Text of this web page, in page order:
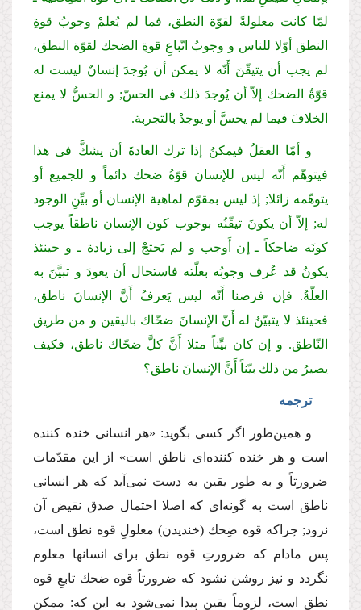
لمّا كانت معلولةً لقوّة النطق، فما لم یُعلمْ وجوبُ قوةِ
النطق أوّلا للناس و وجوبُ اتّباعِ قوةِ الضحك لقوّة النطق،
لم یجب أن یتیقّنَ أَنّه لا یمكن أن یُوجدَ إنسانٌ لیست له
قوّةُ الضحك إلاّ أن یُوجدَ ذلك فی الحسّ; و الحسُّ لا یمنع
الخلافَ فیما لم یحسَّ أو یوجدْ بالتجربة.
و أمّا العقلُ فیمكنُ إذا ترك العادةَ أن یشكَّ فی هذا
فیتوهّم أَنّه لیس للإنسان قوّةُ ضحك دائماً و للجمیع أو
یتوهّمه زائلا; إذ لیس بمقوّم لماهیة الإنسان أو بیِّنِ الوجود
له; إلاّ أن یكونَ تیقّنُه بوجوب كون الإنسان ناطقاً یوجب
كونَه ضاحكاً ـ إن أَوجب و لم یَحتجْ إلی زیادة ـ و حینئذ
یكونُ قد عُرف وجوبُه بعلّته فاستحال أن یعودَ و تبیَّنَ به
العلّةُ. فإن فرضنا أَنّه لیس یَعرفُ أَنَّ الإنسانَ ناطق،
فحینئذ لا یتبیّنُ له أَنّ الإنسانَ ضحّاك بالیقین و من طریق
النّاطق. و إن كان بیِّناً مثلا أَنَّ كلَّ ضحّاك ناطق، فكیف
یصیرُ من ذلك بیّناً أَنَّ الإنسانَ ناطق؟
ترجمه
و همین‌طور اگر كسی بگوید: «هر انسانی خنده كننده
است و هر خنده كننده‌ای ناطق است» از این مقدّمات
ضرورتاً و به طور یقین به دست نمی‌آید كه هر انسانی
ناطق است به گونه‌ای كه اصلا احتمال صدق نقیض آن
نرود; چراكه قوه ضِحك (خندیدن) معلولِ قوه نطق است،
پس مادام كه ضرورتِ قوه نطق برای انسانها معلوم
نگردد و نیز روشن نشود كه ضرورتاً قوه ضحك تابعِ قوه
نطق است، لزوماً یقین پیدا نمی‌شود به این كه: ممكن